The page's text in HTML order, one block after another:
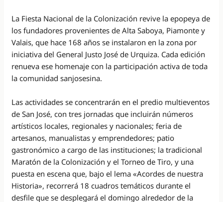
La Fiesta Nacional de la Colonización revive la epopeya de
los fundadores provenientes de Alta Saboya, Piamonte y
Valais, que hace 168 años se instalaron en la zona por
iniciativa del General Justo José de Urquiza. Cada edición
renueva ese homenaje con la participación activa de toda
la comunidad sanjosesina.
Las actividades se concentrarán en el predio multieventos
de San José, con tres jornadas que incluirán números
artísticos locales, regionales y nacionales; feria de
artesanos, manualistas y emprendedores; patio
gastronómico a cargo de las instituciones; la tradicional
Maratón de la Colonización y el Torneo de Tiro, y una
puesta en escena que, bajo el lema «Acordes de nuestra
Historia», recorrerá 18 cuadros temáticos durante el
desfile que se desplegará el domingo alrededor de la